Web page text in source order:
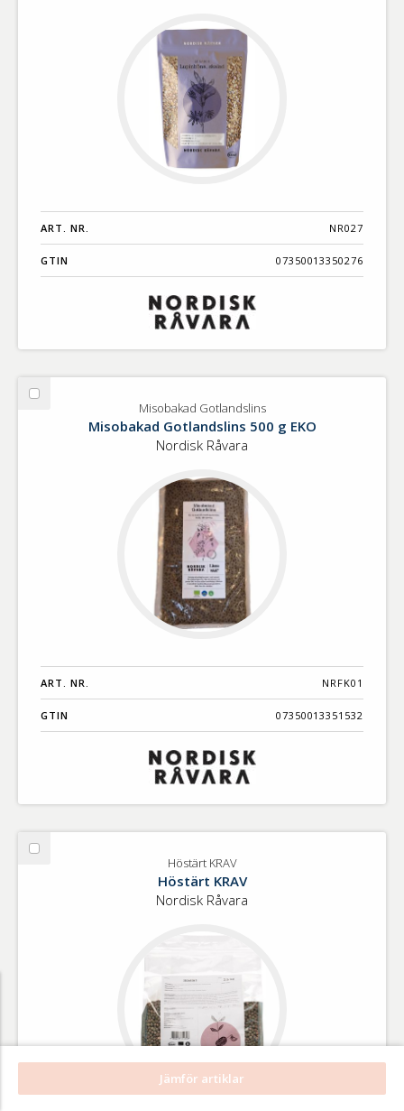
ART. NR. NR027
GTIN 07350013350276
Välj
Gotlandslins
Misobakad Gotlandslins
Misobakad Gotlandslins 500 g EKO
Nordisk Råvara
ART. NR. NRFK01
GTIN 07350013351532
Välj
Höstärt KRAV
Höstärt KRAV
Nordisk Råvara
Jämför artiklar